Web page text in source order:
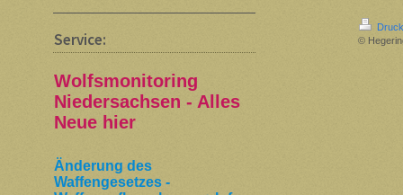
Service:
Wolfsmonitoring
Niedersachsen - Alles
Neue hier
Änderung des
Waffengesetzes -
©